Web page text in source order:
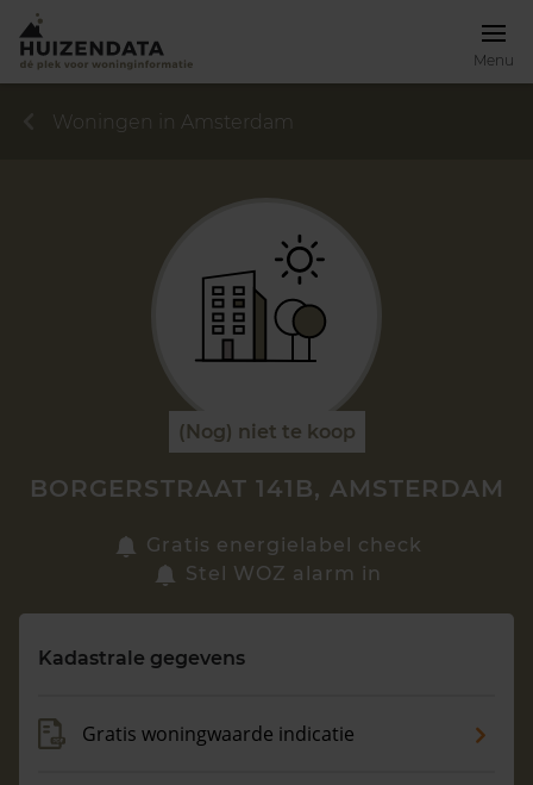
Menu
Zoek een woning
Maandag t/m vrijdag - 08:00 -18:00
Woningen in Amsterdam
(Nog) niet te koop
BORGERSTRAAT 141B, AMSTERDAM
Gratis energielabel check
Stel WOZ alarm in
Kadastrale gegevens
Gratis woningwaarde indicatie